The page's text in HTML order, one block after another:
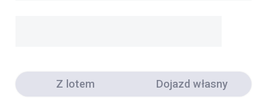
Z lotem Dojazd własny